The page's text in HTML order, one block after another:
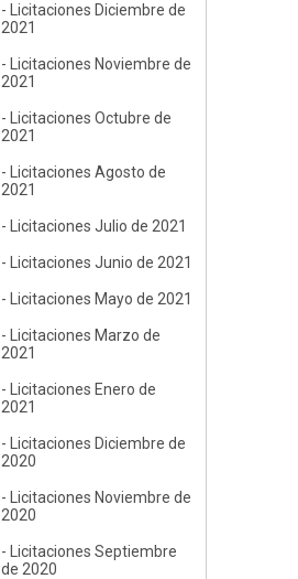
- Licitaciones Diciembre de
2021
- Licitaciones Noviembre de
2021
- Licitaciones Octubre de
2021
- Licitaciones Agosto de
2021
- Licitaciones Julio de 2021
- Licitaciones Junio de 2021
- Licitaciones Mayo de 2021
- Licitaciones Marzo de
2021
- Licitaciones Enero de
2021
- Licitaciones Diciembre de
2020
- Licitaciones Noviembre de
2020
- Licitaciones Septiembre
de 2020